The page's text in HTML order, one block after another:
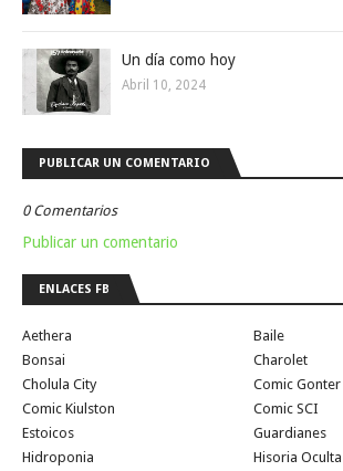
Un día como hoy
Abril 10, 2024
PUBLICAR UN COMENTARIO
0 Comentarios
Publicar un comentario
ENLACES FB
Aethera
Baile
Bonsai
Charolet
Cholula City
Comic Gonter
Comic Kiulston
Comic SCI
Estoicos
Guardianes
Hidroponia
Hisoria Oculta